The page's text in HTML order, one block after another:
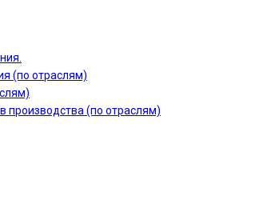
(по отраслям)
производства (по отраслям)